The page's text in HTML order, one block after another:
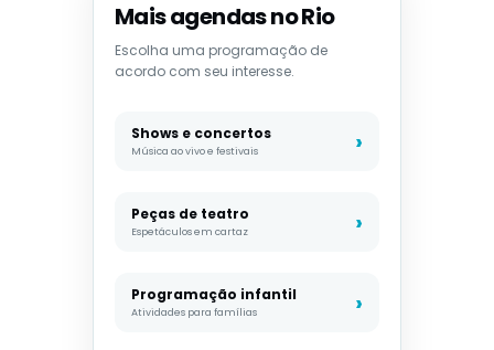
Mais agendas no Rio
Escolha uma programação de
acordo com seu interesse.
Shows e concertos
Música ao vivo e festivais
Peças de teatro
Espetáculos em cartaz
Programação infantil
Atividades para famílias